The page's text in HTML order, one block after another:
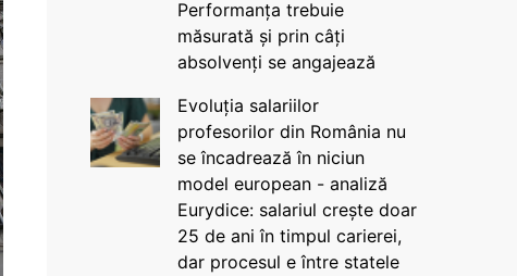
Performanța trebuie
măsurată și prin câți
absolvenți se angajează
Evoluția salariilor
profesorilor din România nu
se încadrează în niciun
model european - analiză
Eurydice: salariul crește doar
25 de ani în timpul carierei,
dar procesul e între statele